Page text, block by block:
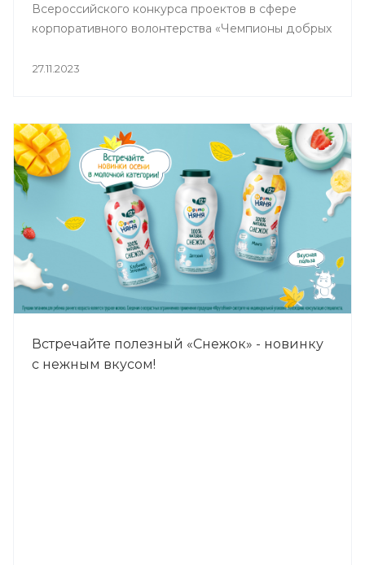
Всероссийского конкурса проектов в сфере
корпоративного волонтерства «Чемпионы добрых
населению».
27.11.2023
Встречайте полезный «Снежок» - новинку
с нежным вкусом!